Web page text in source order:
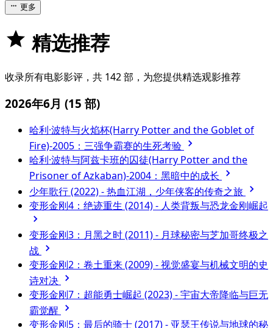
更多
精选推荐
收录所有电影影评，共 142 部，为您提供精选观影推荐
2026年6月 (15 部)
哈利·波特与火焰杯(Harry Potter and the Goblet of
Fire)-2005：三强争霸赛的生死考验
哈利·波特与阿兹卡班的囚徒(Harry Potter and the
Prisoner of Azkaban)-2004：黑暗中的成长
少年歌行 (2022) - 热血江湖，少年侠客的传奇之旅
变形金刚4：绝迹重生 (2014) - 人类背叛与恐龙金刚崛起
变形金刚3：月黑之时 (2011) - 月球秘密与芝加哥终极之
战
变形金刚2：卷土重来 (2009) - 视觉盛宴与机械文明的史
诗对决
变形金刚7：超能勇士崛起 (2023) - 宇宙大帝降临与巨无
霸觉醒
变形金刚5：最后的骑士 (2017) - 亚瑟王传说与地球的秘